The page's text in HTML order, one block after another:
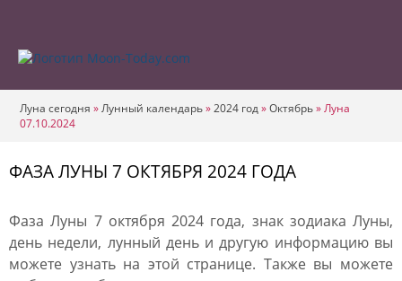
Луна сегодня »Лунный календарь»2024 год»Октябрь»Луна
07.10.2024
ФАЗА ЛУНЫ 7 ОКТЯБРЯ 2024 ГОДА
Фаза Луны 7 октября 2024 года, знак зодиака Луны,
день недели, лунный день и другую информацию вы
можете узнать на этой странице. Также вы можете